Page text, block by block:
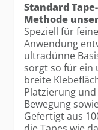
Standard
Methode
Speziell für
Anwendung
ultradünne
sorgt so für ein
breite
Platzierung
Bewegung
Gefertigt aus